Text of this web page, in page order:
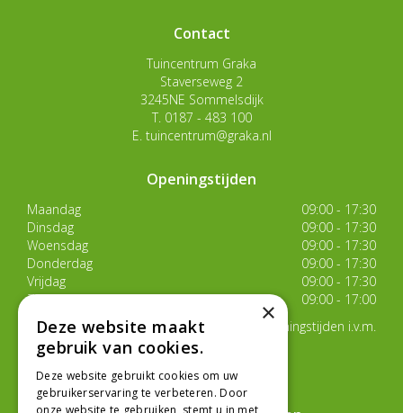
Contact
Tuincentrum Graka
Staverseweg 2
3245NE Sommelsdijk
T. 0187 - 483 100
E. tuincentrum@graka.nl
Openingstijden
Maandag
09:00 - 17:30
Dinsdag
09:00 - 17:30
Woensdag
09:00 - 17:30
Donderdag
09:00 - 17:30
Vrijdag
09:00 - 17:30
Zaterdag
09:00 - 17:00
Van 17 juli t/m 29 augustus aangepaste openingstijden i.v.m.
de zomervakantie
Toon alle openingstijden
×
Deze website maakt
gebruik van cookies.
Deze website gebruikt cookies om uw
gebruikerservaring te verbeteren. Door
onze website te gebruiken, stemt u in met